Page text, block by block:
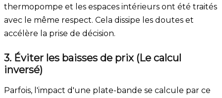
thermopompe et les espaces intérieurs ont été traités
avec le même respect. Cela dissipe les doutes et
accélère la prise de décision.
3. Éviter les baisses de prix (Le calcul
inversé)
Parfois, l'impact d'une plate-bande se calcule par ce